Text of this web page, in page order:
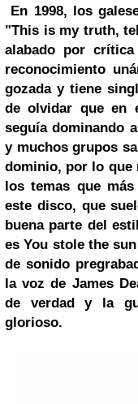
En 1998, los
"This is my truth,
alabado por
reconocimiento
gozada y tiene
de olvidar que en
seguía dominando
y muchos grupos
dominio, por lo que
los temas que
este disco, que
buena parte del
es You stole the
de sonido
la voz de James
de verdad y la
glorioso.